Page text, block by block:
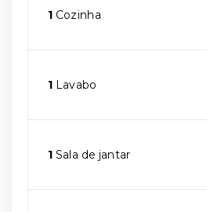
1 Cozinha
1 Lavabo
1 Sala de jantar